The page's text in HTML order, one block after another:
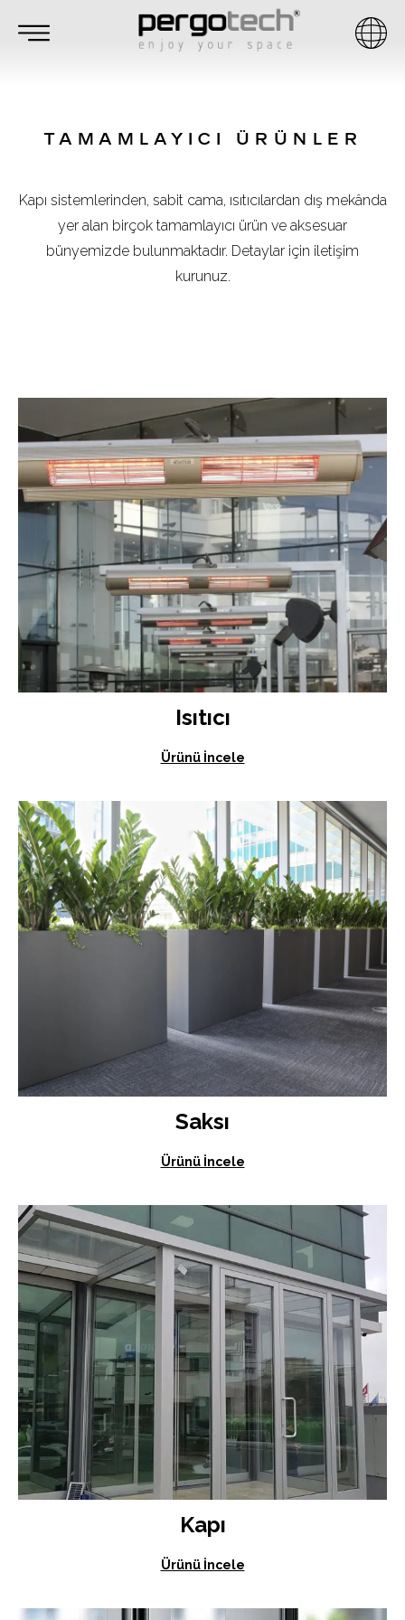
TAMAMLAYICI ÜRÜNLER
Kapı sistemlerinden, sabit cama, ısıtıcılardan dış mekânda
yer alan birçok tamamlayıcı ürün ve aksesuar
bünyemizde bulunmaktadır. Detaylar için iletişim
kurunuz.
Isıtıcı
Ürünü İncele
Saksı
Ürünü İncele
Kapı
Ürünü İncele